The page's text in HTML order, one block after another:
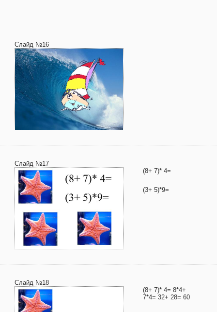
Слайд №16
Слайд №17
(8+ 7)* 4=
(3+ 5)*9=
Слайд №18
(8+ 7)* 4= 8*4+
7*4= 32+ 28= 60